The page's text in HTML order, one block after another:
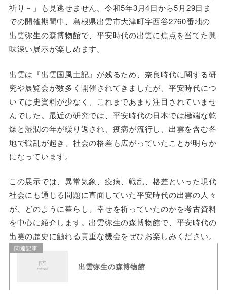
祈り－」も見逃せません。令和5年3月4日から5月29日ま
での開催期間中、島根県出雲市大津町字西谷2760番地の
出雲弥生の森博物館で、平安時代の出雲に焦点を当てた興
味深い展示が楽しめます。
出雲は『出雲国風土記』が残るため、奈良時代に関する研
究や展覧会が数多く開催されてきましたが、平安時代につ
いては史資料が少なく、これまであまり注目されていませ
んでした。最近の研究では、平安時代の日本では極端な乾
燥と湿潤の年が繰り返され、疫病が流行し、出雲を含む各
地で戦乱が起き、社会の格差も広がっていたことが明らか
になっています。
この展示では、異常気象、疫病、戦乱、格差といった現代
社会にも通じる問題に直面していた平安時代の出雲の人々
が、どのように暮らし、幸せを祈っていたのかを考古資料
を中心に紹介します。出雲弥生の森博物館で、平安時代の
出雲の歴史に触れる貴重な機会をぜひお楽しみください。
関連記事
出雲弥生の森博物館